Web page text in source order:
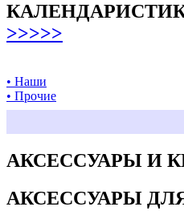
>>>>>
• Наши
• Прочие
АКСЕССУАРЫ И
АКСЕССУАРЫ